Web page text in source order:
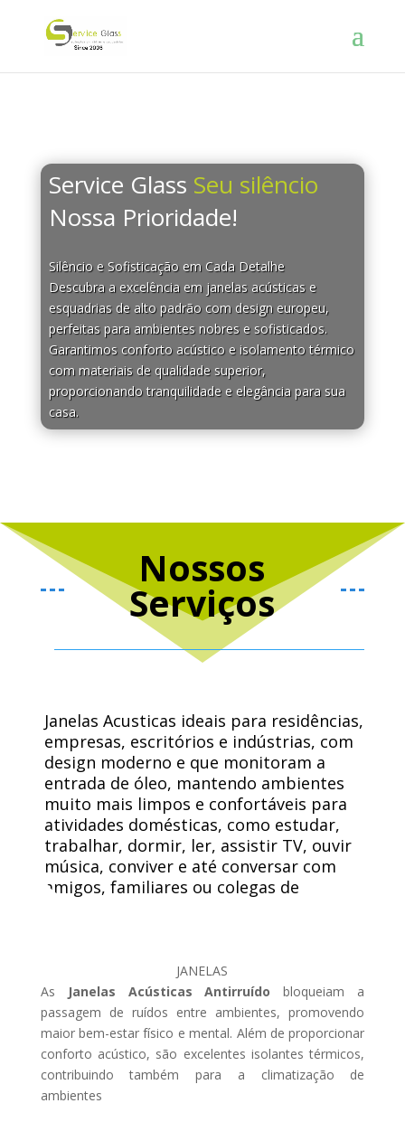
Service Glass Seu silêncio
Nossa Prioridade!
Silêncio e Sofisticação em Cada Detalhe
Descubra a excelência em janelas acústicas e
esquadrias de alto padrão com design europeu,
perfeitas para ambientes nobres e sofisticados.
Garantimos conforto acústico e isolamento térmico
com materiais de qualidade superior,
proporcionando tranquilidade e elegância para sua
casa.
Nossos
Serviços
Janelas Acusticas ideais para residências,
empresas, escritórios e indústrias, com
design moderno e que monitoram a
entrada de óleo, mantendo ambientes
muito mais limpos e confortáveis ​​para
atividades domésticas, como estudar,
trabalhar, dormir, ler, assistir TV, ouvir
música, conviver e até conversar com
amigos, familiares ou colegas de
JANELAS
As
Janelas Acústicas Antirruído
bloqueiam a
passagem de ruídos entre ambientes, promovendo
maior bem-estar físico e mental. Além de proporcionar
conforto acústico, são excelentes isolantes térmicos,
contribuindo também para a climatização de
ambientes